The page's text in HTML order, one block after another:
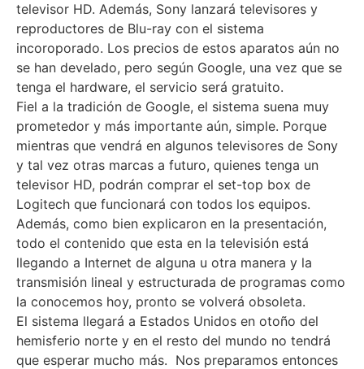
televisor HD. Además, Sony lanzará televisores y
reproductores de Blu-ray con el sistema
incoroporado. Los precios de estos aparatos aún no
se han develado, pero según Google, una vez que se
tenga el hardware, el servicio será gratuito.
Fiel a la tradición de Google, el sistema suena muy
prometedor y más importante aún, simple. Porque
mientras que vendrá en algunos televisores de Sony
y tal vez otras marcas a futuro, quienes tenga un
televisor HD, podrán comprar el set-top box de
Logitech que funcionará con todos los equipos.
Además, como bien explicaron en la presentación,
todo el contenido que esta en la televisión está
llegando a Internet de alguna u otra manera y la
transmisión lineal y estructurada de programas como
la conocemos hoy, pronto se volverá obsoleta.
El sistema llegará a Estados Unidos en otoño del
hemisferio norte y en el resto del mundo no tendrá
que esperar mucho más. Nos preparamos entonces